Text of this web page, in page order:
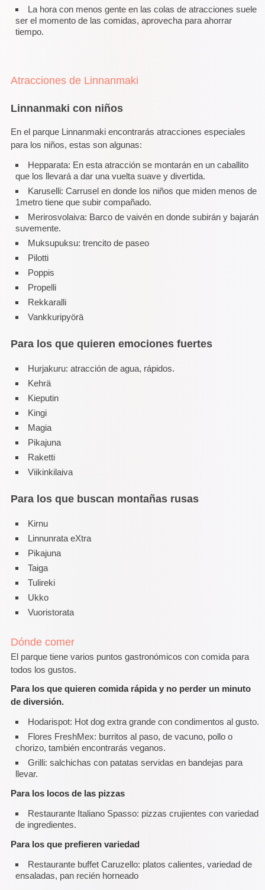
La hora con menos gente en las colas de atracciones suele
ser el momento de las comidas, aprovecha para ahorrar
tiempo.
Atracciones de Linnanmaki
Linnanmaki con niños
En el parque Linnanmaki encontrarás atracciones especiales
para los niños, estas son algunas:
Hepparata: En esta atracción se montarán en un caballito
que los llevará a dar una vuelta suave y divertida.
Karuselli: Carrusel en donde los niños que miden menos de
1metro tiene que subir compañado.
Merirosvolaiva: Barco de vaivén en donde subirán y bajarán
suvemente.
Muksupuksu: trencito de paseo
Pilotti
Poppis
Propelli
Rekkaralli
Vankkuripyörä
Para los que quieren emociones fuertes
Hurjakuru: atracción de agua, rápidos.
Kehrä
Kieputin
Kingi
Magia
Pikajuna
Raketti
Viikinkilaiva
Para los que buscan montañas rusas
Kirnu
Linnunrata eXtra
Pikajuna
Taiga
Tulireki
Ukko
Vuoristorata
Dónde comer
El parque tiene varios puntos gastronómicos con comida para
todos los gustos.
Para los que quieren comida rápida y no perder un minuto
de diversión.
Hodarispot: Hot dog extra grande con condimentos al gusto.
Flores FreshMex: burritos al paso, de vacuno, pollo o
chorizo, también encontrarás veganos.
Grilli: salchichas con patatas servidas en bandejas para
llevar.
Para los locos de las pizzas
Restaurante Italiano Spasso: pizzas crujientes con variedad
de ingredientes.
Para los que prefieren variedad
Restaurante buffet Caruzello: platos calientes, variedad de
ensaladas, pan recién horneado